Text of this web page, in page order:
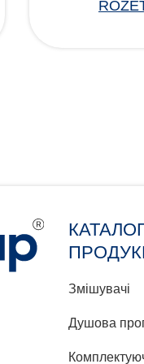
Змішувачі
Душова